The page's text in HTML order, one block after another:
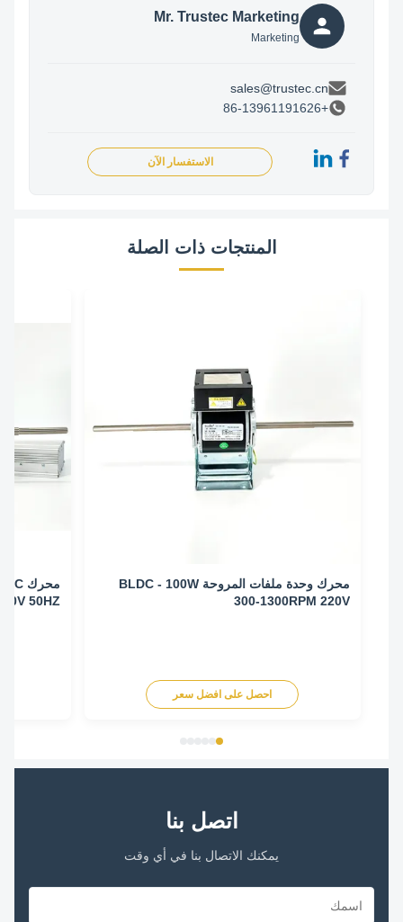
Mr. Trustec Marketing
Marketing
sales@trustec.cn
الاستفسار الآن
المنتجات ذات الصلة
محرك وحدة ملفات المروحة BLDC - 100W
300-1300RPM 220V
احصل على افضل سعر
220V 50HZ
اتصل بنا
يمكنك الاتصال بنا في أي وقت